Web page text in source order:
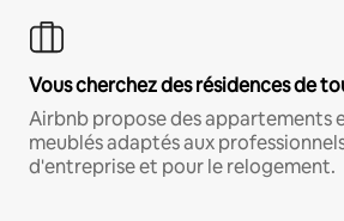
Vous cherchez des résidences de
Airbnb propose des appartements
meublés adaptés aux
d'entreprise et pour le relogement.